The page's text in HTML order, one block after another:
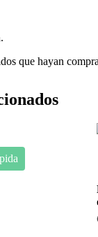
que hayan